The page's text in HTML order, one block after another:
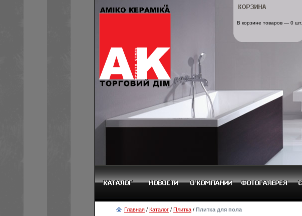
В корзине товаров — 0 шт.
Главная / Каталог / Плитка / Плитка для пола